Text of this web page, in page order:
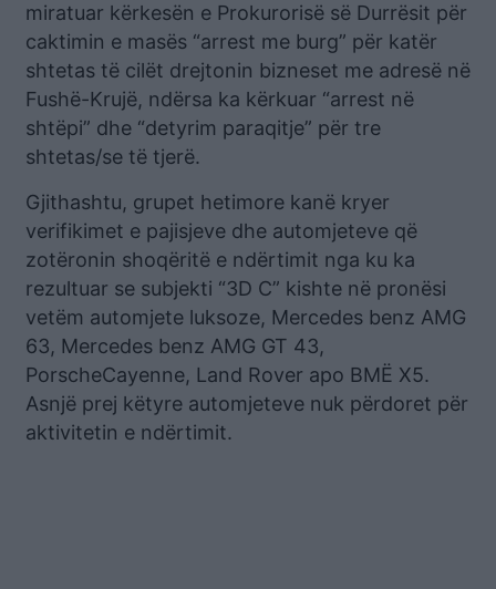
miratuar kërkesën e Prokurorisë së Durrësit për
caktimin e masës “arrest me burg” për katër
shtetas të cilët drejtonin bizneset me adresë në
Fushë-Krujë, ndërsa ka kërkuar “arrest në
shtëpi” dhe “detyrim paraqitje” për tre
shtetas/se të tjerë.
Gjithashtu, grupet hetimore kanë kryer
verifikimet e pajisjeve dhe automjeteve që
zotëronin shoqëritë e ndërtimit nga ku ka
rezultuar se subjekti “3D C” kishte në pronësi
vetëm automjete luksoze, Mercedes benz AMG
63, Mercedes benz AMG GT 43,
PorscheCayenne, Land Rover apo BMË X5.
Asnjë prej këtyre automjeteve nuk përdoret për
aktivitetin e ndërtimit.